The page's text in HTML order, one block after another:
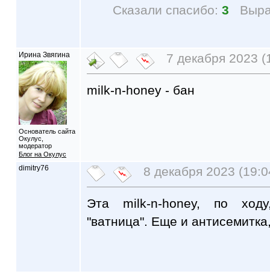
Сказали спасибо: 3
Ирина Звягина
Основатель сайта
Окулус,
модератор
Блог на Окулус
7 декабря 2023
milk-n-honey - бан
dimitry76 8 декабря 2023
Эта milk-n-honey, по
"ватница". Еще и